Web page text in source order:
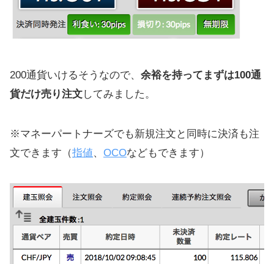
200通貨いけるそうなので、 余裕を持ってまずは100通
貨だけ売り注文してみました。
※マネーパートナーズでも新規注文と同時に決済も注
文できます（指値、 OCOなどもできます）